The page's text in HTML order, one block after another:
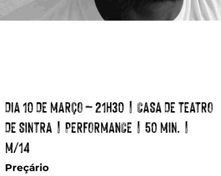
DIA 10 DE MARÇO – 21H30 | CASA DE TEATRO
DE SINTRA | PERFORMANCE | 50 MIN. |
M/14
Preçário